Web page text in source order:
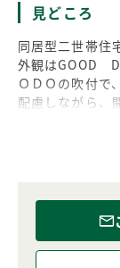
見どころ
同居型二世帯住
外観はGOOD
ＯＤＯの吹付で
配慮しながら、
■360°データ